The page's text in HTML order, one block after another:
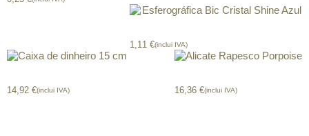
1,11 €(inclui IVA)
14,92 €(inclui IVA) 16,36 €(inclui IVA)